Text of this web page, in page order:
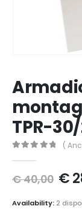
TPR-
(
€40,00 €
Availability: 2